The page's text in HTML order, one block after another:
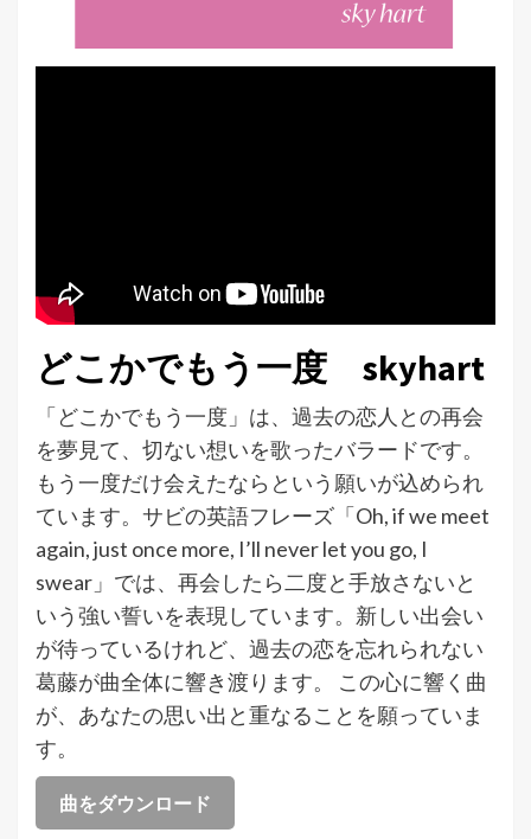
どこかでもう一度 skyhart
「どこかでもう一度」は、過去の恋人との再会
を夢見て、切ない想いを歌ったバラードです。
もう一度だけ会えたならという願いが込められ
ています。サビの英語フレーズ「Oh, if we meet
again, just once more, I’ll never let you go, I
swear」では、再会したら二度と手放さないと
いう強い誓いを表現しています。新しい出会い
が待っているけれど、過去の恋を忘れられない
葛藤が曲全体に響き渡ります。 この心に響く曲
が、あなたの思い出と重なることを願っていま
す。
曲をダウンロード